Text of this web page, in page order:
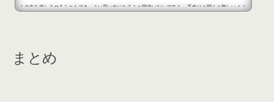
トの方を楽しませることもでき、よい思い出になること間違いなしですよ。 手作りと聞くと難しいイメ
まとめ